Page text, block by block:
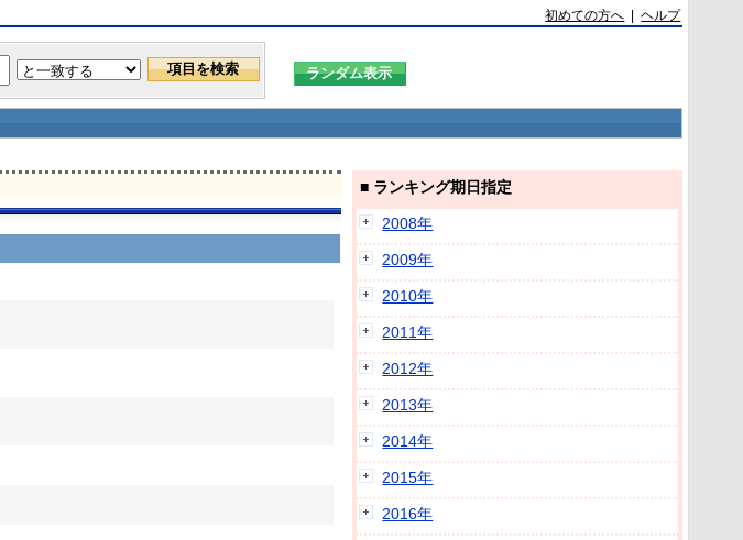
初めての方へ |ヘルプ
■ ランキング期日指定
2008年
2009年
2010年
2011年
2012年
2013年
2014年
2015年
2016年